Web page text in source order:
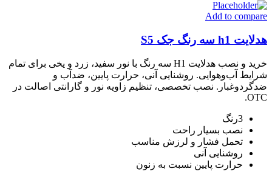
Add to compare
هدلایت h1 سه رنگ جک S5
خرید و نصب هدلایت H1 سه رنگ با نور سفید، زرد و یخی برای تمام
شرایط آب‌وهوایی. روشنایی آنی، حرارت پایین، ضدآب و
ضدگردوغبار. نصب تخصصی، تنظیم زاویه نور و گارانتی اصالت در
OTC.
3رنگ
نصب بسیار راحت
تحمل فشار و لرزش مناسب
روشنایی آنی
حرارت پایین نسبت به زنون